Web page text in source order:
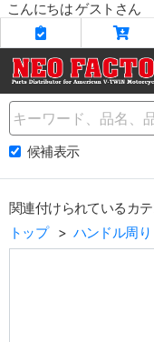
こんにちは ゲストさん
Name
候補表示
関連付けられているカ
トップ
ハンドル周り